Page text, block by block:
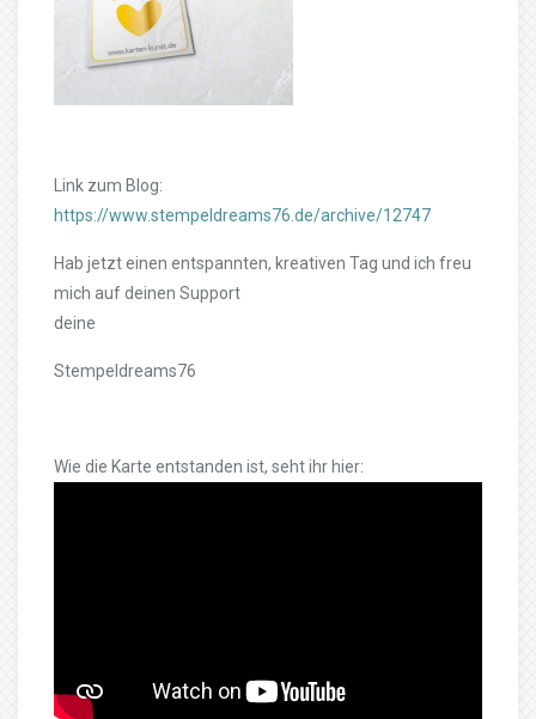
Link zum Blog:
https://www.stempeldreams76.de/archive/12747
Hab jetzt einen entspannten, kreativen Tag und ich freu
mich auf deinen Support
deine
Stempeldreams76
Wie die Karte entstanden ist, seht ihr hier: